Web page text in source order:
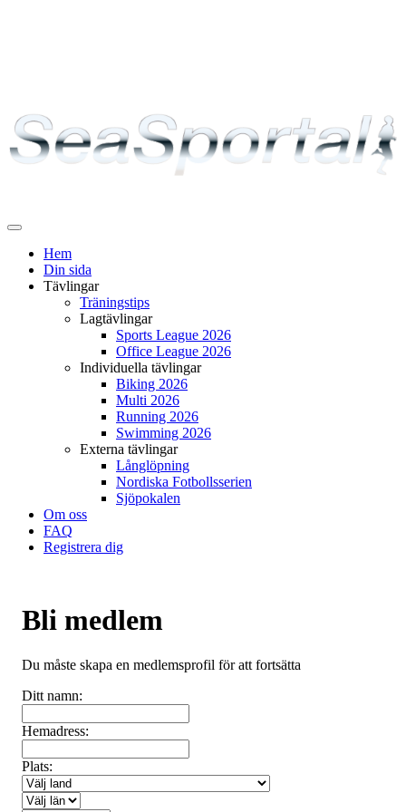
Växla
navigering
Hem
Din sida
Tävlingar
Träningstips
Lagtävlingar
Sports League 2026
Office League 2026
Individuella tävlingar
Biking 2026
Multi 2026
Running 2026
Swimming 2026
Externa tävlingar
Långlöpning
Nordiska Fotbollsserien
Sjöpokalen
Om oss
FAQ
Registrera dig
Bli medlem
Du måste skapa en medlemsprofil för att fortsätta
Ditt namn:
Hemadress:
Plats: